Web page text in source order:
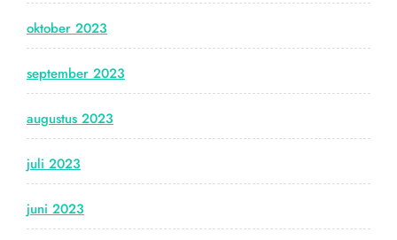
oktober 2023
september 2023
augustus 2023
juli 2023
juni 2023